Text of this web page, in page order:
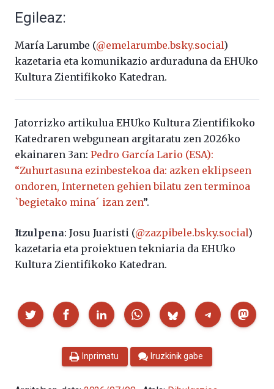
Egileaz:
María Larumbe (@emelarumbe.bsky.social)
kazetaria eta komunikazio arduraduna da EHUko
Kultura Zientifikoko Katedran.
Jatorrizko artikulua EHUko Kultura Zientifikoko
Katedraren webgunean argitaratu zen 2026ko
ekainaren 3an: Pedro García Lario (ESA):
“Zuhurtasuna ezinbestekoa da: azken eklipseen
ondoren, Interneten gehien bilatu zen terminoa
`begietako mina´ izan zen”.
Itzulpena: Josu Juaristi (@zazpibele.bsky.social)
kazetaria eta proiektuen tekniaria da EHUko
Kultura Zientifikoko Katedran.
Partekatu
Inprimatu Iruzkinik gabe